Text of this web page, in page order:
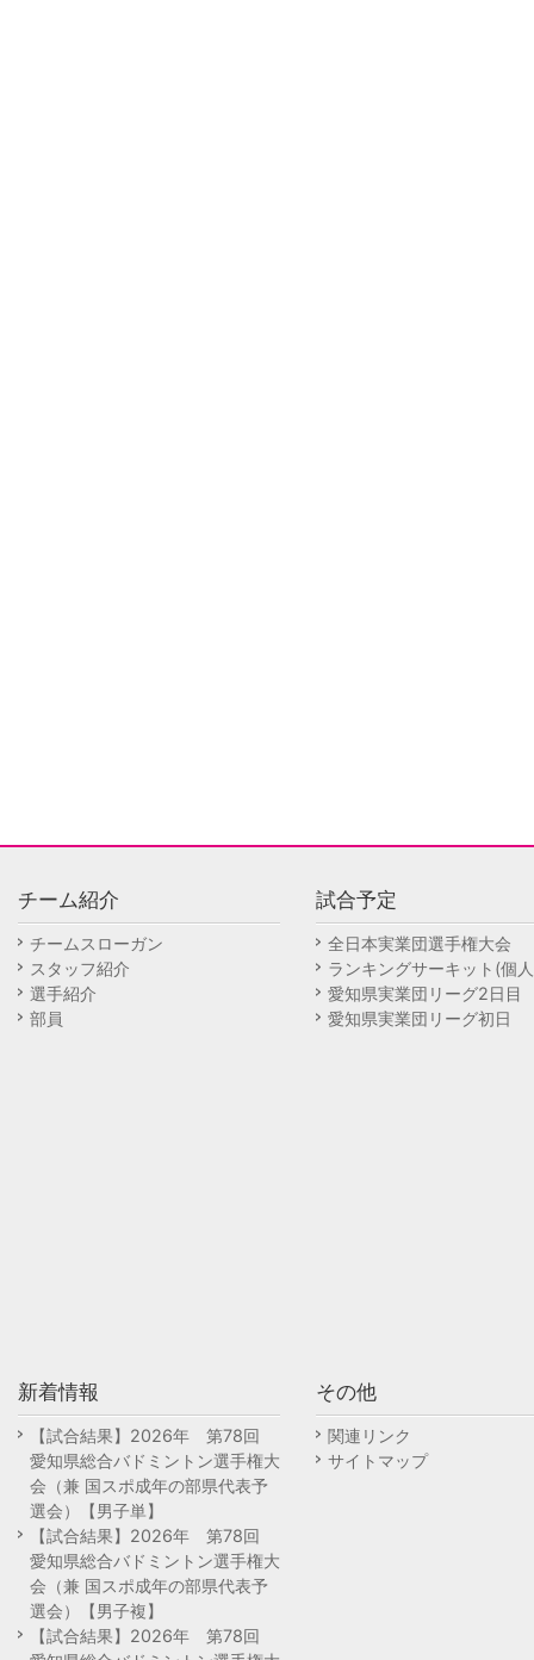
チーム紹介
チームスローガン
スタッフ紹介
選手紹介
部員
試合予定
全日本実業団選手権大会
ランキングサーキット(個
愛知県実業団リーグ2日目
愛知県実業団リーグ初日
新着情報
【試合結果】2026年 第78回
愛知県総合バドミントン選手権大
会（兼 国スポ成年の部県代表予
選会）【男子単】
【試合結果】2026年 第78回
愛知県総合バドミントン選手権大
会（兼 国スポ成年の部県代表予
選会）【男子複】
【試合結果】2026年 第78回
その他
関連リンク
サイトマップ